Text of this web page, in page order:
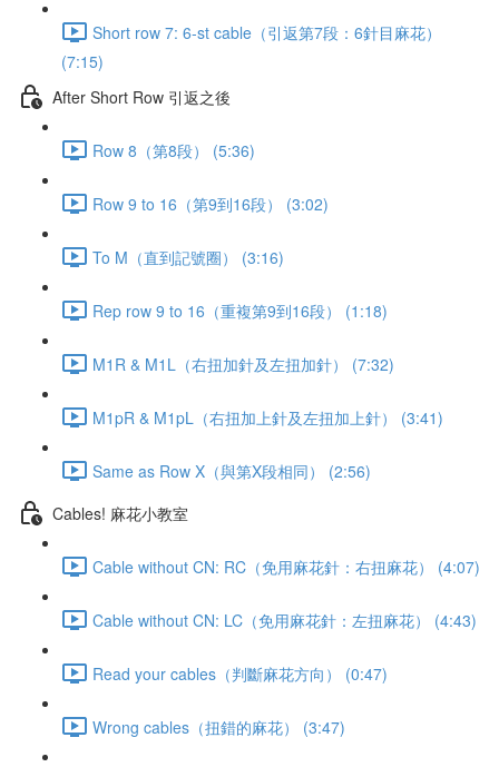
Short row 7: 6-st cable（引返第7段：6針目麻花）
(7:15)
After Short Row 引返之後
Row 8（第8段） (5:36)
Row 9 to 16（第9到16段） (3:02)
To M（直到記號圈） (3:16)
Rep row 9 to 16（重複第9到16段） (1:18)
M1R & M1L（右扭加針及左扭加針） (7:32)
M1pR & M1pL（右扭加上針及左扭加上針） (3:41)
Same as Row X（與第X段相同） (2:56)
Cables! 麻花小教室
Cable without CN: RC（免用麻花針：右扭麻花） (4:07)
Cable without CN: LC（免用麻花針：左扭麻花） (4:43)
Read your cables（判斷麻花方向） (0:47)
Wrong cables（扭錯的麻花） (3:47)